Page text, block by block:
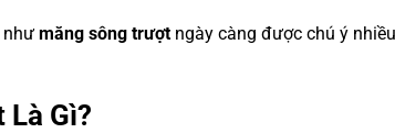
như măng sông trượt ngày càng được chú ý
Gì?